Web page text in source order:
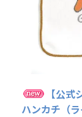
【公
ハンカチ（